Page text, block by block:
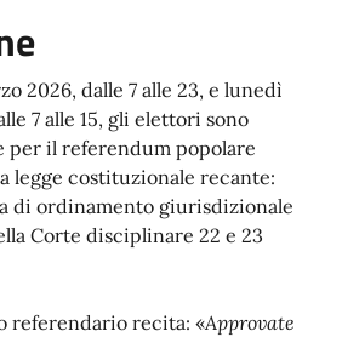
2026, dalle 7 alle 23, e lunedì
7 alle 15, gli elettori sono
per il referendum popolare
legge costituzionale recante:
di ordinamento giurisdizionale
Corte disciplinare 22 e 23
referendario recita: «Approvate